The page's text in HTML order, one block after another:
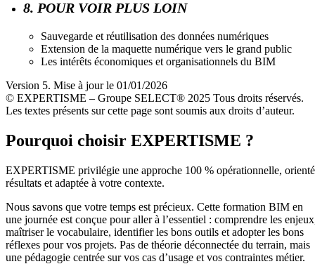
8. POUR VOIR PLUS LOIN
Sauvegarde et réutilisation des données numériques
Extension de la maquette numérique vers le grand public
Les intérêts économiques et organisationnels du BIM
Version 5. Mise à jour le 01/01/2026
© EXPERTISME – Groupe SELECT® 2025 Tous droits réservés.
Les textes présents sur cette page sont soumis aux droits d’auteur.
Pourquoi choisir EXPERTISME ?
EXPERTISME privilégie une approche 100 % opérationnelle,
résultats et adaptée à votre contexte.
Nous savons que votre temps est précieux. Cette formation BIM en
une journée est conçue pour aller à l’essentiel : comprendre les
maîtriser le vocabulaire, identifier les bons outils et adopter les bons
réflexes pour vos projets. Pas de théorie déconnectée du terrain, mais
une pédagogie centrée sur vos cas d’usage et vos contraintes métier.